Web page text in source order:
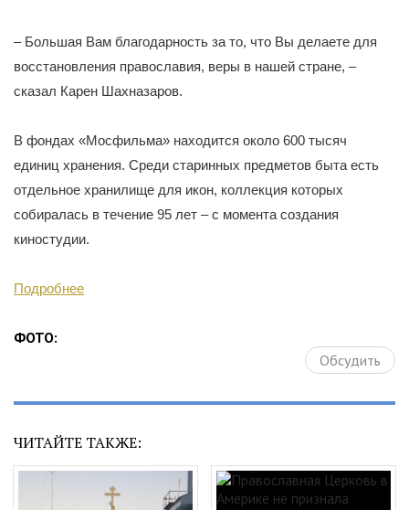
– Большая Вам благодарность за то, что Вы делаете для
восстановления православия, веры в нашей стране, –
сказал Карен Шахназаров.
В фондах «Мосфильма» находится около 600 тысяч
единиц хранения. Среди старинных предметов быта есть
отдельное хранилище для икон, коллекция которых
собиралась в течение 95 лет – с момента создания
киностудии.
Подробнее
ФОТО:
Обсудить
ЧИТАЙТЕ ТАКЖЕ: